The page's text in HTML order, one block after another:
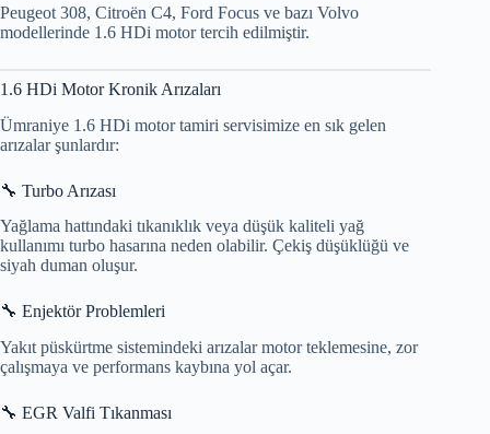
Peugeot 308, Citroën C4, Ford Focus ve bazı Volvo
modellerinde 1.6 HDi motor tercih edilmiştir.
1.6 HDi Motor Kronik Arızaları
Ümraniye 1.6 HDi motor tamiri servisimize en sık gelen
arızalar şunlardır:
🔧 Turbo Arızası
Yağlama hattındaki tıkanıklık veya düşük kaliteli yağ
kullanımı turbo hasarına neden olabilir. Çekiş düşüklüğü ve
siyah duman oluşur.
🔧 Enjektör Problemleri
Yakıt püskürtme sistemindeki arızalar motor teklemesine, zor
çalışmaya ve performans kaybına yol açar.
🔧 EGR Valfi Tıkanması